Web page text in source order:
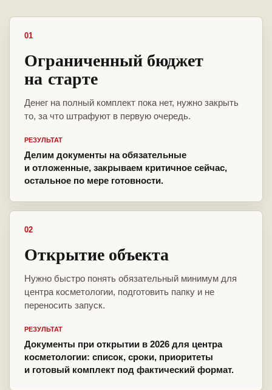
01
Ограниченный бюджет
на старте
Денег на полный комплект пока нет, нужно закрыть
то, за что штрафуют в первую очередь.
РЕЗУЛЬТАТ
Делим документы на обязательные
и отложенные, закрываем критичное сейчас,
остальное по мере готовности.
02
Открытие объекта
Нужно быстро понять обязательный минимум для
центра косметологии, подготовить папку и не
переносить запуск.
РЕЗУЛЬТАТ
Документы при открытии в 2026 для центра
косметологии: список, сроки, приоритеты
и готовый комплект под фактический формат.